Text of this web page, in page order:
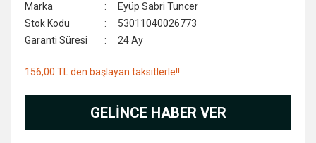
Marka
Eyüp Sabri Tuncer
Stok Kodu
53011040026773
Garanti Süresi
24 Ay
156,00 TL den başlayan taksitlerle!!
GELİNCE HABER VER